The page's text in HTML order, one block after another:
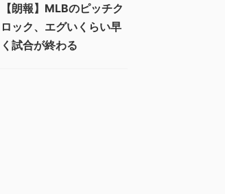
【朗報】MLBのピッチク
ロック、エグいくらい早
く試合が終わる